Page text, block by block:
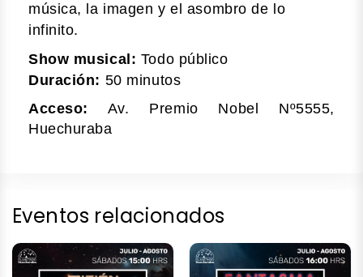
música, la imagen y el asombro de lo
infinito.
Show musical: Todo público
Duración: 50 minutos
Acceso: Av. Premio Nobel Nº5555,
Huechuraba
Eventos relacionados